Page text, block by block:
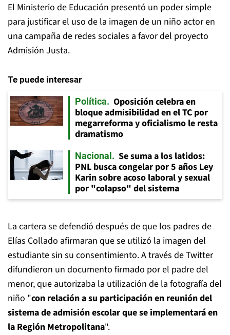
El Ministerio de Educación presentó un poder simple
para justificar el uso de la imagen de un niño actor en
una campaña de redes sociales a favor del proyecto
Admisión Justa.
Te puede interesar
Política
Oposición celebra en
bloque admisibilidad en el TC por
megarreforma y oficialismo le resta
dramatismo
Nacional
Se suma a los latidos:
PNL busca congelar por 5 años Ley
Karin sobre acoso laboral y sexual
por "colapso" del sistema
La cartera se defendió después de que los padres de
Elías Collado afirmaran que se utilizó la imagen del
estudiante sin su consentimiento. A través de Twitter
difundieron un documento firmado por el padre del
menor, que autorizaba la utilización de la fotografía del
niño "con relación a su participación en reunión del
sistema de admisión escolar que se implementará en
la Región Metropolitana".